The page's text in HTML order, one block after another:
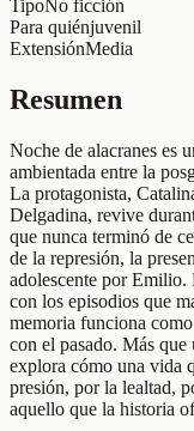
TipoNo ficción
Para quiénjuvenil
ExtensiónMedia
Resumen
Noche de alacranes es
ambientada entre la
La protagonista,
Delgadina, revive
que nunca terminó de
de la represión, la
adolescente por Emilio.
con los episodios que
memoria funciona
con el pasado. Más
explora cómo una vida
presión, por la lealtad,
aquello que la historia